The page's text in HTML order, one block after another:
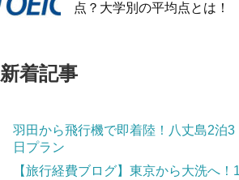
点？大学別の平均点とは！
新着記事
羽田から飛行機で即着陸！八丈島2泊3
日プラン
【旅行経費ブログ】東京から大洗へ！1